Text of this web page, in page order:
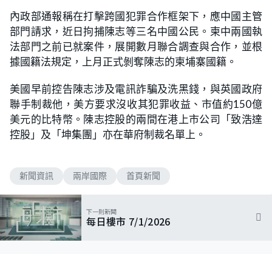
7
8
9
%
內政部通報稱在打擊跨國犯罪合作框架下，應中國主管
部門請求，近日拘捕陳志等三名中國公民。柬中兩國執
法部門之前已就案件，展開數月聯合調查與合作，並根
據國籍法規定，上月正式剝奪陳志的柬埔寨國籍。
美國早前控告陳志涉及電訊詐騙及洗黑錢，與英國政府
聯手制裁他，美方要求沒收其犯罪收益、市值約150億
美元的比特幣。陳志控股的兩間在港上市公司「致浩達
控股」及「坤集團」亦在華府制裁名單上。
新聞資訊 兩岸國際 首頁新聞
下一則新聞
每日樓市 7/1/2026